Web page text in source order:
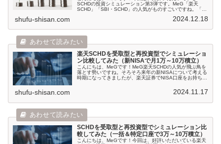
SCHDの投資シミュレーション第3弾です。MeG「楽天
SCHD」「SBI・SCHD」の人気がものすごいですね。「楽
shufu-shisan.com 2024.12.18
楽天SCHDを受取型と再投資型でシミュレーショ
ン比較してみた（新NISAで月1万～10万積立）
こんにちは、MeGです！MeG楽天SCHDの人気が飛ぶ鳥を
落とす勢いですね。そろそろ来年の新NISAについて考える
時期になってきましたが、楽天証券でNISA口座をお持ち
shufu-shisan.com 2024.11.17
SCHDを受取型と再投資型でシミュレーション比
較してみた（一括＆特定口座で3万～10万積立）
こんにちは、MeGです！今回は、好評いただいている楽天